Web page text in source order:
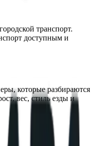
транспорт.
доступным и
которые разбираются
вес, стиль езды и